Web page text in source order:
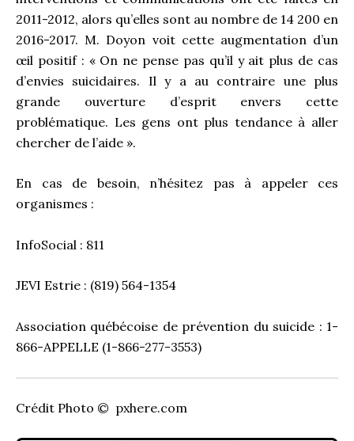
2011-2012, alors qu’elles sont au nombre de 14 200 en
2016-2017. M. Doyon voit cette augmentation d’un
œil positif : « On ne pense pas qu’il y ait plus de cas
d’envies suicidaires. Il y a au contraire une plus
grande ouverture d’esprit envers cette
problématique. Les gens ont plus tendance à aller
chercher de l’aide ».
En cas de besoin, n’hésitez pas à appeler ces
organismes :
InfoSocial : 811
JEVI Estrie : (819) 564-1354
Association québécoise de prévention du suicide : 1-
866-APPELLE (1-866-277-3553)
Crédit Photo © pxhere.com